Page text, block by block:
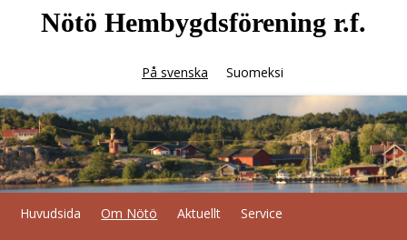
Nötö Hembygdsförening r.f.
På svenska Suomeksi
Huvudsida Om Nötö Aktuellt Service